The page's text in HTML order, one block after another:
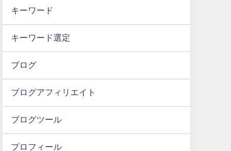
キーワード
キーワード選定
ブログ
ブログアフィリエイト
ブログツール
プロフィール